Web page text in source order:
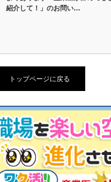
紹介して！」のお問い…
トップページに戻る